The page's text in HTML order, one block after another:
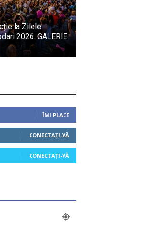
la Zilele
2026. GALERIE
ÎMI PLACE
CONECTAȚI-VĂ
CONECTAȚI-VĂ